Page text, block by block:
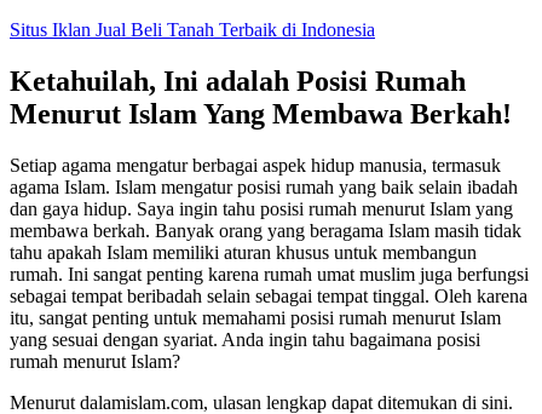
Skip
content
Situs Iklan Jual Beli Tanah Terbaik di Indonesia
Ketahuilah, Ini adalah Posisi Rumah
Menurut Islam Yang Membawa Berkah!
Setiap agama mengatur berbagai aspek hidup manusia, termasuk
agama Islam. Islam mengatur posisi rumah yang baik selain ibadah
dan gaya hidup. Saya ingin tahu posisi rumah menurut Islam yang
membawa berkah. Banyak orang yang beragama Islam masih tidak
tahu apakah Islam memiliki aturan khusus untuk membangun
rumah. Ini sangat penting karena rumah umat muslim juga berfungsi
sebagai tempat beribadah selain sebagai tempat tinggal. Oleh karena
itu, sangat penting untuk memahami posisi rumah menurut Islam
yang sesuai dengan syariat. Anda ingin tahu bagaimana posisi
rumah menurut Islam?
Menurut dalamislam.com, ulasan lengkap dapat ditemukan di sini.